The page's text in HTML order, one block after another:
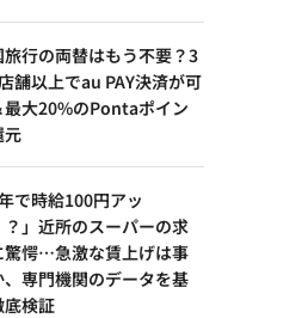
旅行の両替はもう不要？3
舗以上でau PAY決済が可
最大20%のPontaポイン
元
年で時給100円アッ
？」近所のスーパーの求
驚愕…急激な賃上げは事
、専門機関のデータを基
底検証